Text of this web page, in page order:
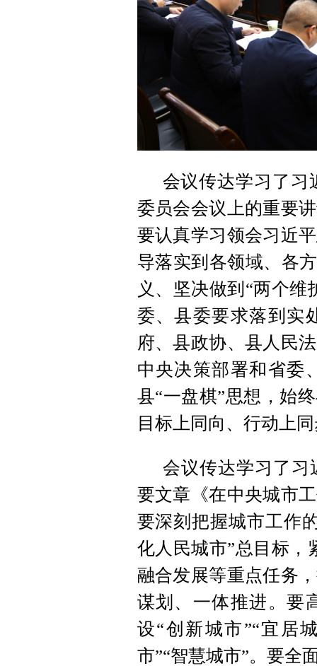
会议传达学习了习
委员会会议上的重要
要认真学习领会习近
导落实到各领域、各
义、坚决做到“两个
委、县委要求落到实
府、县政协、县人民
中央决策部署和省委
县“一盘棋”思想，始
目标上同向、行动上
会议传达学习了习
要文章《在中央城市
要深刻把握城市工作
化人民城市”总目标，
融合发展等重点任务
谋划、一体推进。要
设“创新城市”“宜居
市”“智慧城市”。要全